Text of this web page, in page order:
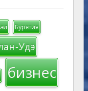
Бурятия
Удэ
бизнес